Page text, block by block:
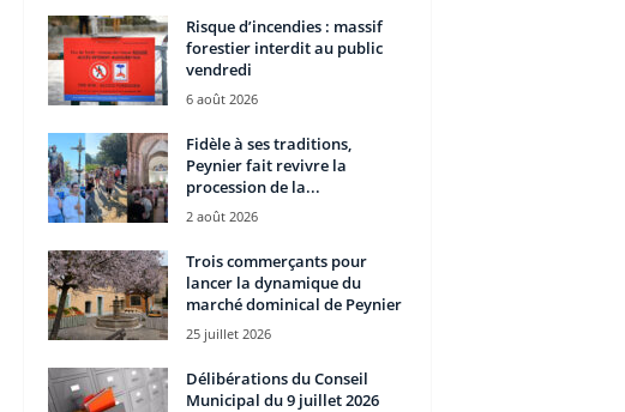
Risque d’incendies : massif
forestier interdit au public
vendredi
6 août 2026
Fidèle à ses traditions,
Peynier fait revivre la
procession de la...
2 août 2026
Trois commerçants pour
lancer la dynamique du
marché dominical de Peynier
25 juillet 2026
Délibérations du Conseil
Municipal du 9 juillet 2026